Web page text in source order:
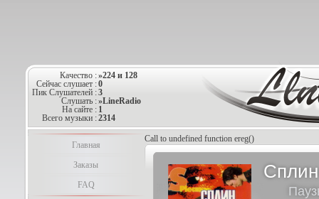
Качество :»224 и 128
Сейчас слушает :0
Пик Слушателей :3
Слушать :»LineRadio
На сайте : 1
Всего музыки :2314
Главная
Заказы
FAQ
Call to undefined function ereg()
Сплин